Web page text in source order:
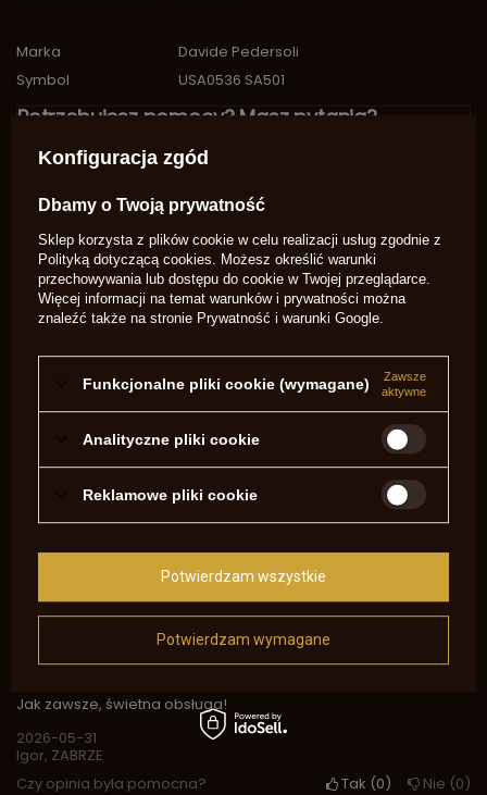
Marka
Davide Pedersoli
Symbol
USA0536 SA501
Potrzebujesz pomocy? Masz pytania?
niezwłocznie, najciekawsze pytania i
OPINIE O FLEJTUCHY .36-.41/0,12 MM USA 0536
5.00
Napisz swoją opinię
Pokaż tylko opinie potwierdzone zakupem
0
Kliknij ocenę aby filtrować opinie
5/5
Opinia potwierdzona zakupem
Jak zawsze, świetna obsługa!
2026-05-31
Igor, ZABRZE
Czy opinia była pomocna?
Tak 0 Nie 0
Konfiguracja zgód
Dbamy o Twoją prywatność
Sklep korzysta z plików cookie w celu realizacji usług zgodnie z
Polityką dotyczącą cookies . Możesz określić warunki
przechowywania lub dostępu do cookie w Twojej przeglądarce.
Więcej informacji na temat warunków i prywatności można
znaleźć także na stronie Prywatność i warunki Google
Funkcjonalne pliki cookie (wymagane)
Zawsze
aktywne
Analityczne pliki cookie
Reklamowe pliki cookie
Potwierdzam wymagane
Potwierdzam wszystkie